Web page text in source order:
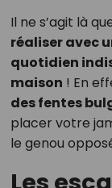
Il ne s’agit là
réaliser avec
quotidien
maison ! En
des fentes
placer votre
le genou